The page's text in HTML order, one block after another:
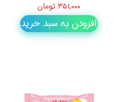
۳۵۱,۰۰۰ تومان
افزودن به سبد خرید